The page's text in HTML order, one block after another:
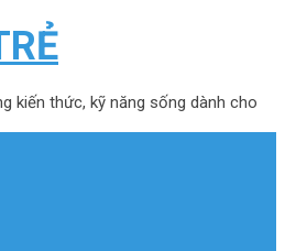
kiến thức, kỹ năng sống dành cho